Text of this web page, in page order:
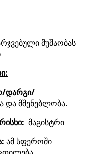
მუშაობას
დარგი/
და მშენებლობა.
მაგისტრი
ამ სფეროში